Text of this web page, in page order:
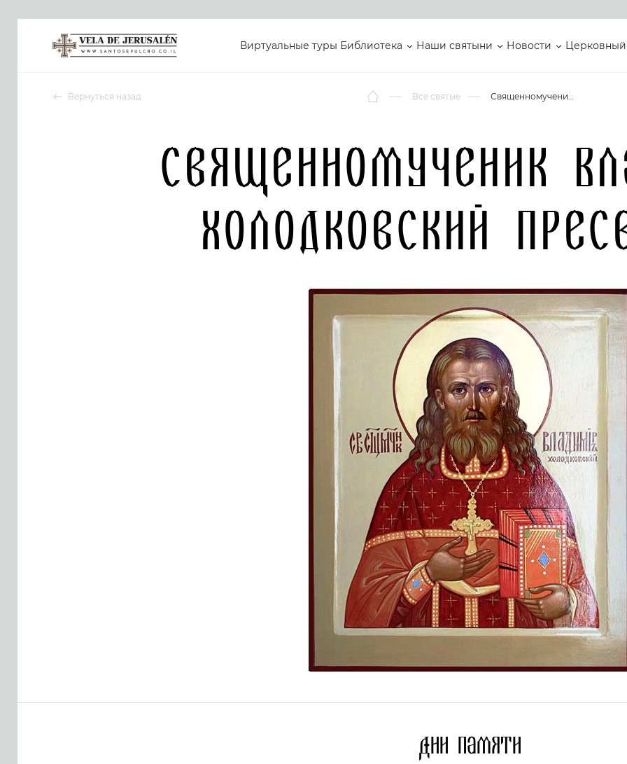
Виртуальные туры Библиотека Наши святыни Новости Церковный
Вернуться назад Все святые Священномученик Владимир Холодковский Пресвитер
Священномученик
Холодковский
Дни памяти